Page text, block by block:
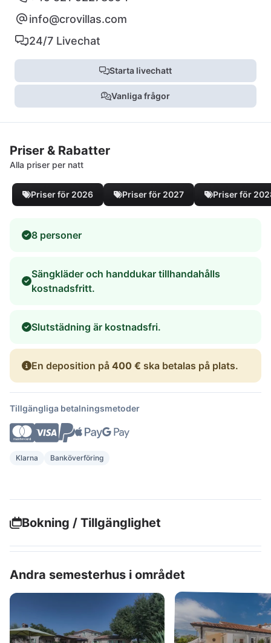
info@crovillas.com
24/7 Livechat
Starta livechatt
Vanliga frågor
Priser & Rabatter
Alla priser per natt
Priser för 2026 Priser för 2027 Priser för
8 personer
Sängkläder och handdukar tillhandahålls
kostnadsfritt.
Slutstädning är kostnadsfri.
En deposition på 400 € ska betalas på plats.
Tillgängliga betalningsmetoder
Klarna Banköverföring
Bokning / Tillgänglighet
Andra semesterhus i området